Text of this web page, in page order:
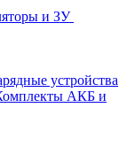
и ЗУ
устройства
АКБ и